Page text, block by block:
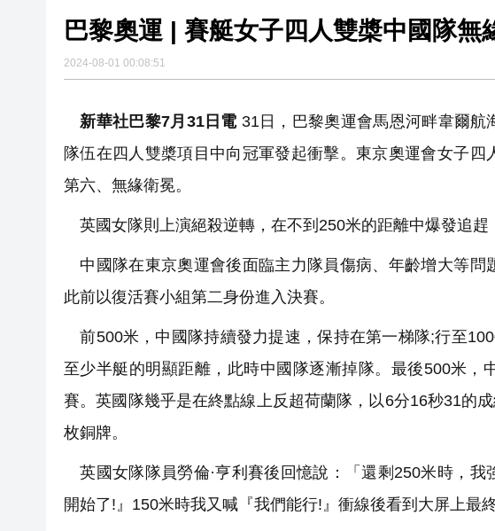
巴黎奧運 | 賽艇女子四人雙槳中國隊無
2024-08-01 00:08:51
新華社巴黎7月31日電31日，巴黎奧運會馬恩河畔韋爾航
隊伍在四人雙槳項目中向冠軍發起衝擊。東京奧運會女子
第六、無緣衛冕。
英國女隊則上演絕殺逆轉，在不到250米的距離中爆發追趕
中國隊在東京奧運會後面臨主力隊員傷病、年齡增大等問
此前以復活賽小組第二身份進入決賽。
前500米，中國隊持續發力提速，保持在第一梯隊;行至
至少半艇的明顯距離，此時中國隊逐漸掉隊。最後500米，
賽。英國隊幾乎是在終點線上反超荷蘭隊，以6分16秒31的
枚銅牌。
英國女隊隊員勞倫·亨利賽後回憶說：「還剩250米時，
開始了!』150米時我又喊『我們能行!』衝線後看到大屏上最